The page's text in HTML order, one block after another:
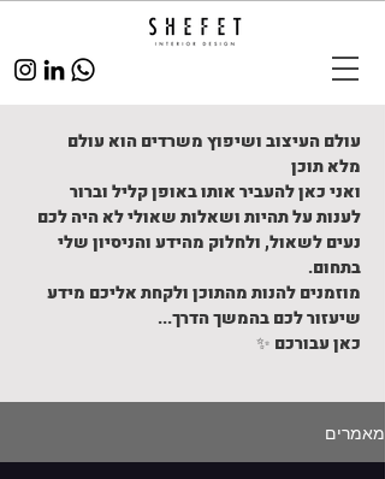
עולם העיצוב ושיפוץ משרדים הוא עולם
מלא תוכן
ואני כאן להעביר אותו באופן קליל וברור
לענות על תהיות ושאלות שאולי לא היה לכם
נעים לשאול, ולחלוק מהידע והניסיון שלי
בתחום.
מוזמנים להנות מהתוכן ולקחת אליכם מידע
שיעזור לכם בהמשך הדרך...
כאן עבורכם ✨
מאמרים